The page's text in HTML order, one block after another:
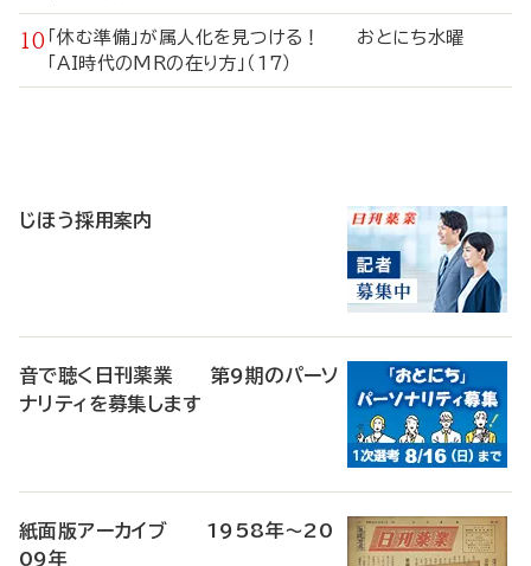
「休む準備」が属人化を見つける！ おとにち水曜
「AI時代のMRの在り方」（17）
じほう採用案内
音で聴く日刊薬業 第9期のパーソ
ナリティを募集します
紙面版アーカイブ 1958年～20
09年